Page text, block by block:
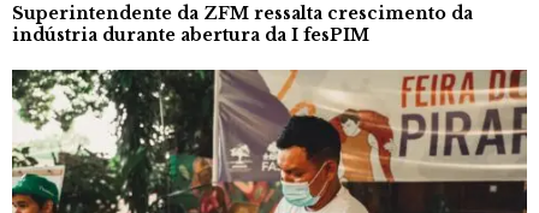
Superintendente da ZFM ressalta crescimento da
indústria durante abertura da I fesPIM